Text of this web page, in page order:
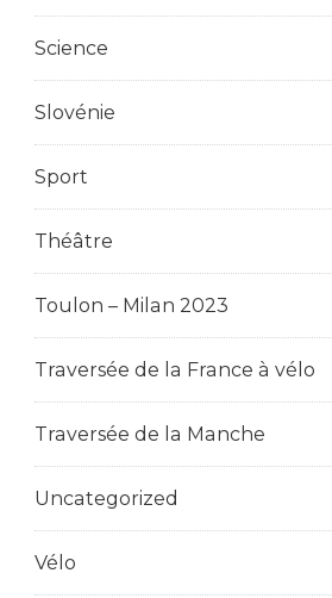
Science
Slovénie
Sport
Théâtre
Toulon – Milan 2023
Traversée de la France à vélo
Traversée de la Manche
Uncategorized
Vélo